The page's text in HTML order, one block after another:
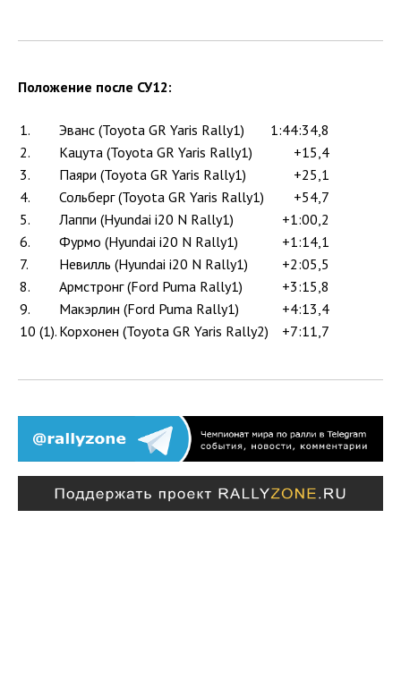
Положение после СУ12:
1. Эванс (Toyota GR Yaris Rally1)
1:44:34,8
2.
Кацута (Toyota GR Yaris Rally1)
+15,4
3.
Паяри (Toyota GR Yaris Rally1)
+25,1
4.
Сольберг (Toyota GR Yaris Rally1)
+54,7
5.
Лаппи (Hyundai i20 N Rally1)
+1:00,2
6.
Фурмо (Hyundai i20 N Rally1)
+1:14,1
7.
Невилль (Hyundai i20 N Rally1)
+2:05,5
8.
Армстронг (Ford Puma Rally1)
+3:15,8
9.
Макэрлин (Ford Puma Rally1)
+4:13,4
10 (1). Корхонен (Toyota GR Yaris Rally2) +7:11,7